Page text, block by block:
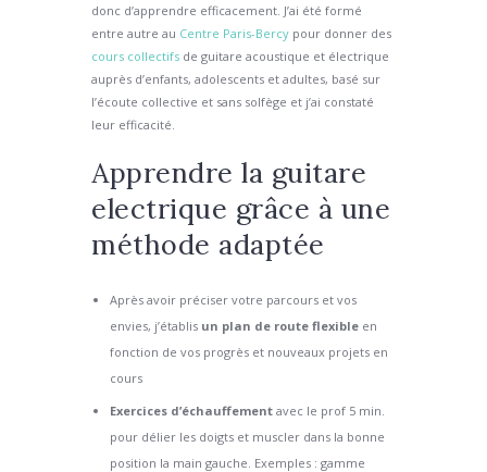
donc d’apprendre efficacement. J’ai été formé
entre autre au Centre Paris-Bercy pour donner des
cours collectifs de guitare acoustique et électrique
auprès d’enfants, adolescents et adultes, basé sur
l’écoute collective et sans solfège et j’ai constaté
leur efficacité.
Apprendre la guitare
electrique grâce à une
méthode adaptée
Après avoir préciser votre parcours et vos
envies, j’établis un plan de route flexibleen
fonction de vos progrès et nouveaux projets en
cours
Exercices d’échauffementavec le prof 5 min.
pour délier les doigts et muscler dans la bonne
position la main gauche. Exemples : gamme